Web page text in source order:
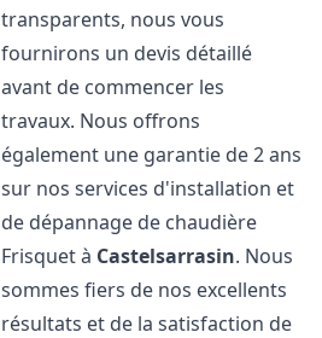
transparents, nous vous
fournirons un devis détaillé
avant de commencer les
travaux. Nous offrons
également une garantie de 2 ans
sur nos services d'installation et
de dépannage de chaudière
Frisquet à Castelsarrasin. Nous
sommes fiers de nos excellents
résultats et de la satisfaction de